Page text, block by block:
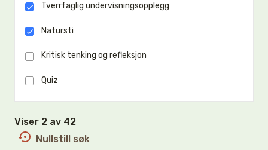
Tverrfaglig undervisningsopplegg
Natursti
Kritisk tenking og refleksjon
Quiz
Viser 2 av 42
Nullstill søk